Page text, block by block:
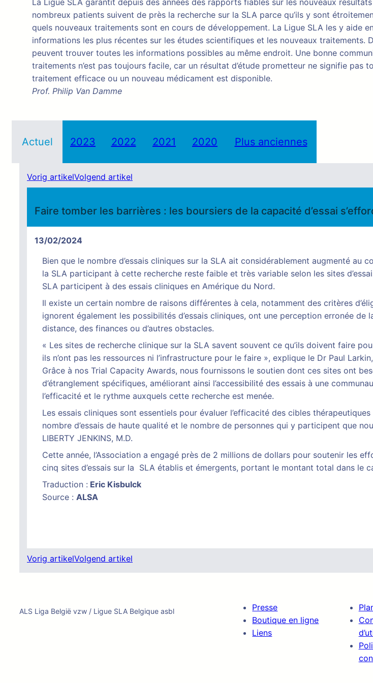
La Ligue SLA garantit depuis des années des rapports fiables sur les nouveaux
nombreux patients suivent de près la recherche sur la SLA parce qu’ils y sont
quels nouveaux traitements sont en cours de développement. La Ligue SLA les y aide
informations les plus récentes sur les études scientifiques et les nouveaux traitements.
peuvent trouver toutes les informations possibles au même endroit. Une bonne
traitements n’est pas toujours facile, car un résultat d’étude prometteur ne signifie pas
traitement efficace ou un nouveau médicament est disponible.
Prof. Philip Van Damme
Actuel 2023 2022 2021 2020 Plus anciennes
Vorig artikelVolgend artikel
Faire tomber les barrières : les boursiers de la capacité d’essai
13/02/2024
Bien que le nombre d’essais cliniques sur la SLA ait considérablement augmenté au
la SLA participant à cette recherche reste faible et très variable selon les sites
SLA participent à des essais cliniques en Amérique du Nord.
Il existe un certain nombre de raisons différentes à cela, notamment des critères
ignorent également les possibilités d’essais cliniques, ont une perception erronée
distance, des finances ou d’autres obstacles.
« Les sites de recherche clinique sur la SLA savent souvent ce qu’ils doivent faire
ils n’ont pas les ressources ni l’infrastructure pour le faire », explique le Dr Paul
Grâce à nos Trial Capacity Awards, nous fournissons le soutien dont ces sites ont
d’étranglement spécifiques, améliorant ainsi l’accessibilité des essais à une
l’efficacité et le rythme auxquels cette recherche est menée.
Les essais cliniques sont essentiels pour évaluer l’efficacité des cibles
nombre d’essais de haute qualité et le nombre de personnes qui y participent que
LIBERTY JENKINS, M.D.
Cette année, l’Association a engagé près de 2 millions de dollars pour soutenir les
cinq sites d’essais sur la SLA établis et émergents, portant le montant total dans le
Traduction : Eric Kisbulck
Source : ALSA
Vorig artikelVolgend artikel
ALS Liga België vzw / Ligue SLA Belgique asbl
Presse
Boutique en ligne
Liens